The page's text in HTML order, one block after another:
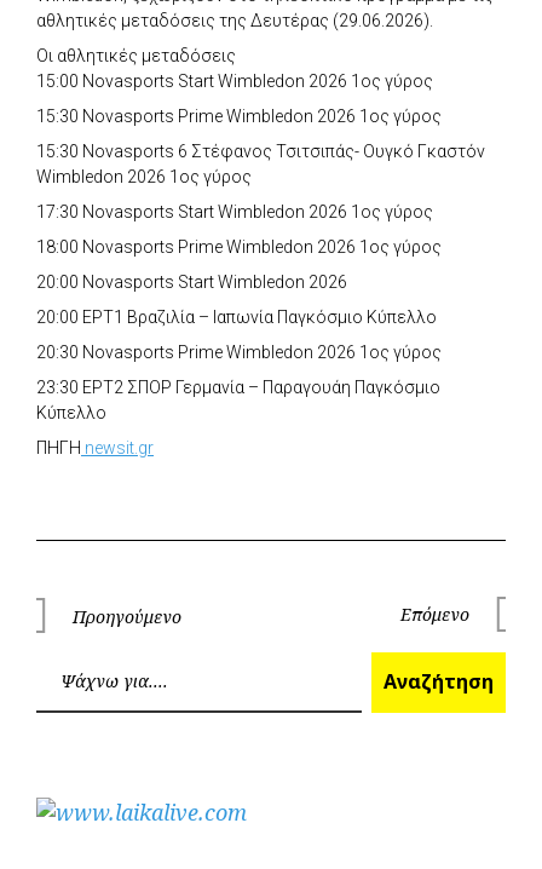
αθλητικές μεταδόσεις της Δευτέρας (29.06.2026).
Οι αθλητικές μεταδόσεις
15:00 Novasports Start Wimbledon 2026 1ος γύρος
15:30 Novasports Prime Wimbledon 2026 1ος γύρος
15:30 Novasports 6 Στέφανος Τσιτσιπάς- Ουγκό Γκαστόν
Wimbledon 2026 1ος γύρος
17:30 Novasports Start Wimbledon 2026 1ος γύρος
18:00 Novasports Prime Wimbledon 2026 1ος γύρος
20:00 Novasports Start Wimbledon 2026
20:00 ΕΡΤ1 Βραζιλία – Ιαπωνία Παγκόσμιο Κύπελλο
20:30 Novasports Prime Wimbledon 2026 1ος γύρος
23:30 ΕΡΤ2 ΣΠΟΡ Γερμανία – Παραγουάη Παγκόσμιο
Κύπελλο
ΠΗΓΗ newsit.gr
Πλοήγηση
άρθρων
Προηγούμενο Επόμενο
Αναζήτηση